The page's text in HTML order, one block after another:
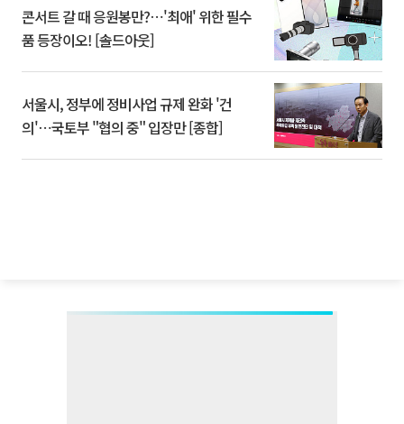
콘서트 갈 때 응원봉만?⋯'최애' 위한 필수
품 등장이오! [솔드아웃]
서울시, 정부에 정비사업 규제 완화 '건
의'⋯국토부 "협의 중" 입장만 [종합]